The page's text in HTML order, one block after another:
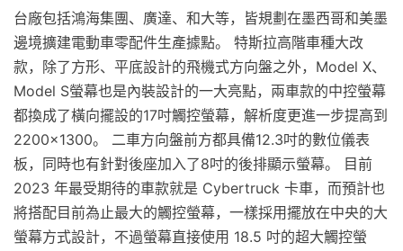
台廠包括鴻海集團、廣達、和大等，皆規劃在墨西哥和美墨
邊境擴建電動車零配件生產據點。 特斯拉高階車種大改
款，除了方形、平底設計的飛機式方向盤之外，Model X、
Model S螢幕也是內裝設計的一大亮點，兩車款的中控螢幕
都換成了橫向擺設的17吋觸控螢幕，解析度更進一步提高到
2200×1300。 二車方向盤前方都具備12.3吋的數位儀表
板，同時也有針對後座加入了8吋的後排顯示螢幕。 目前
2023 年最受期待的車款就是 Cyber​​truck 卡車，而預計也
將搭配目前為止最大的觸控螢幕，一樣採用擺放在中央的大
螢幕方式設計，不過螢幕直接使用 18.5 吋的超大觸控螢